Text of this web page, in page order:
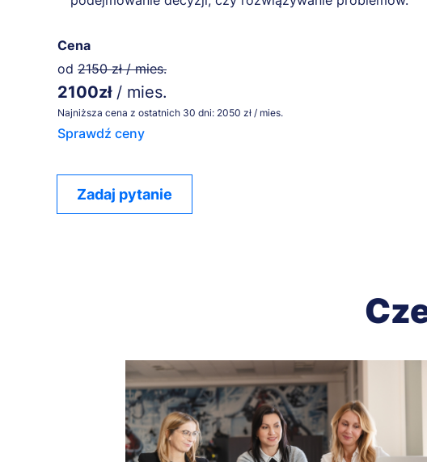
Cena
od 2150 zł / mies.
2100zł / mies.
Najniższa cena z ostatnich 30 dni: 2050 zł / mies.
Sprawdź ceny
Zadaj pytanie